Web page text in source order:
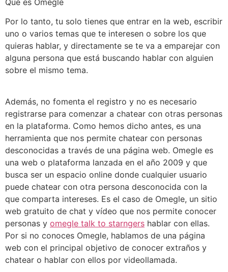
Por lo tanto, tu solo tienes que entrar en la web, escribir
uno o varios temas que te interesen o sobre los que
quieras hablar, y directamente se te va a emparejar con
alguna persona que está buscando hablar con alguien
sobre el mismo tema.
Además, no fomenta el registro y no es necesario
registrarse para comenzar a chatear con otras personas
en la plataforma. Como hemos dicho antes, es una
herramienta que nos permite chatear con personas
desconocidas a través de una página web. Omegle es
una web o plataforma lanzada en el año 2009 y que
busca ser un espacio online donde cualquier usuario
puede chatear con otra persona desconocida con la
que comparta intereses. Es el caso de Omegle, un sitio
web gratuito de chat y vídeo que nos permite conocer
personas y omegle talk to starngers hablar con ellas.
Por si no conoces Omegle, hablamos de una página
web con el principal objetivo de conocer extraños y
chatear o hablar con ellos por videollamada.